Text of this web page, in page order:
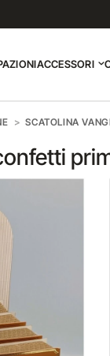
ACCESSORI
SCATOLINA